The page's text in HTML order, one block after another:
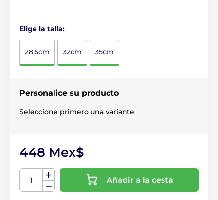
Elige la talla:
28,5cm 32cm 35cm
Personalice su producto
Seleccione primero una variante
448 Mex$
Añadir a la cesta